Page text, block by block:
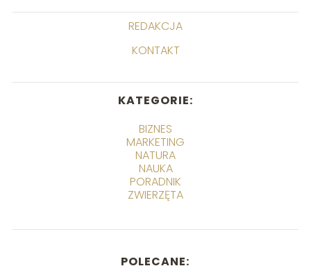
REDAKCJA
KONTAKT
KATEGORIE:
BIZNES
MARKETING
NATURA
NAUKA
PORADNIK
ZWIERZĘTA
POLECANE: